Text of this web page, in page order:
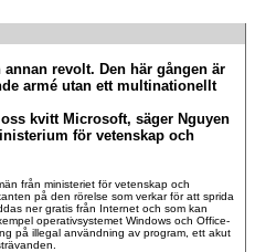
annan revolt. Den här gången är
armé utan ett multinationellt
kvitt Microsoft, säger Nguyen
för vetenskap och
från ministeriet för vetenskap och
på den rörelse som verkar för att sprida
ner gratis från Internet och som kan
operativsystemet Windows och Office-
på illegal användning av program, ett akut